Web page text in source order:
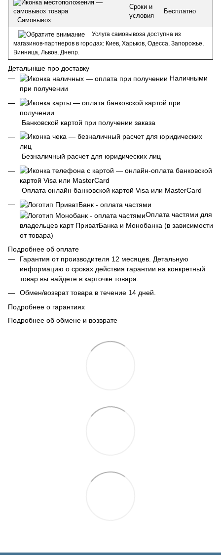
Самовывоз
Сроки и
условия
Бесплатно
Услуга самовывоза доступна из
магазинов-партнеров в городах: Киев, Харьков, Одесса, Запорожье,
Винница, Львов, Днепр.
Детальніше про доставку
Наличными
при получении
Банковской картой при получении заказа
Безналичный расчет для юридических лиц
Оплата онлайн банковской картой Visa или MasterCard
Оплата частями для
владельцев карт ПриватБанка и Монобанка (в зависимости
от товара)
Подробнее об оплате
Гарантия от производителя 12 месяцев. Детальную
информацию о сроках действия гарантии на конкретный
товар вы найдете в карточке товара.
Обмен/возврат товара в течение 14 дней.
Подробнее о гарантиях
Подробнее об обмене и возврате